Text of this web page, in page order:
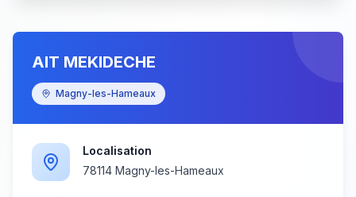
AIT MEKIDECHE
Magny-les-Hameaux
Localisation
78114 Magny-les-Hameaux